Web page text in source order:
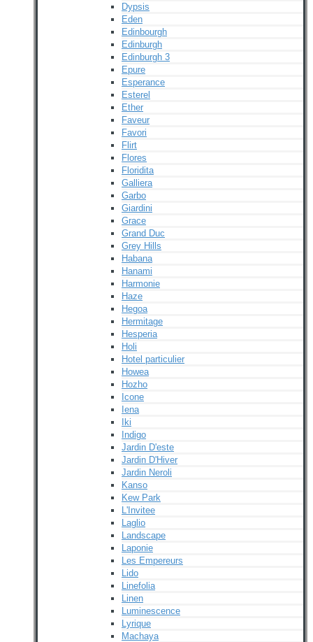
Dypsis
Eden
Edinbourgh
Edinburgh
Edinburgh 3
Epure
Esperance
Esterel
Ether
Faveur
Favori
Flirt
Flores
Floridita
Galliera
Garbo
Giardini
Grace
Grand Duc
Grey Hills
Habana
Hanami
Harmonie
Haze
Hegoa
Hermitage
Hesperia
Holi
Hotel particulier
Howea
Hozho
Icone
Iena
Iki
Indigo
Jardin D'este
Jardin D'Hiver
Jardin Neroli
Kanso
Kew Park
L'Invitee
Laglio
Landscape
Laponie
Les Empereurs
Lido
Linefolia
Linen
Luminescence
Lyrique
Machaya